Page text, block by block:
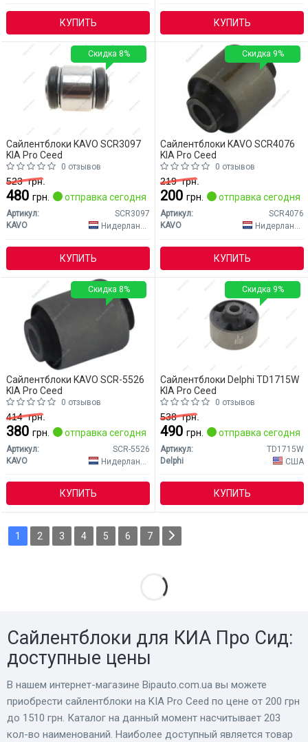
КУПИТЬ КУПИТЬ
Сайлентблоки KAVO SCR3097
KIA Pro Ceed
0 отзывов
523грн.
480 грн. отправка сегодня
Артикул:
SCR3097
KAVO
Нидерланды
КУПИТЬ
Скидка 8%
Сайлентблоки KAVO SCR4076
KIA Pro Ceed
0 отзывов
219грн.
200 грн. отправка сегодня
Артикул:
SCR4076
KAVO
Нидерланды
КУПИТЬ
Скидка 9%
Сайлентблоки KAVO SCR-5526
KIA Pro Ceed
0 отзывов
414грн.
380 грн. отправка сегодня
Артикул:
SCR-5526
KAVO
Нидерланды
КУПИТЬ
Скидка 8%
Сайлентблоки Delphi TD1715W
KIA Pro Ceed
0 отзывов
538грн.
490 грн. отправка сегодня
Артикул:
TD1715W
Delphi
США
КУПИТЬ
Скидка 9%
1 2 3 4 5 6 7
Сайлентблоки для КИА Про Сид:
доступные цены
В нашем интернет-магазине Bіpauto.com.ua вы можете
приобрести сайлентблоки на KIA Pro Ceed по цене от 200 грн
до 1510 грн. Каталог на данный момент насчитывает 203
кол-во наименований. Наиболее доступный является товар